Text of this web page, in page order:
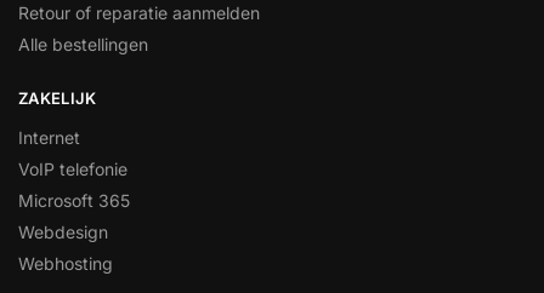
Retour of reparatie aanmelden
Alle bestellingen
ZAKELIJK
Internet
VoIP telefonie
Microsoft 365
Webdesign
Webhosting